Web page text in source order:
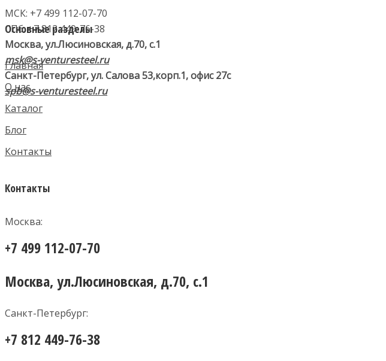
МСК: +7 499 112-07-70
СПб: +7 812 449-76-38
Москва, ул.Люсиновская, д.70, с.1
msk@s-venturesteel.ru
Санкт-Петербург, ул. Салова 53,корп.1, офис 27с
spb@s-venturesteel.ru
Основные разделы
Главная
О нас
Каталог
Блог
Контакты
Контакты
Москва:
+7 499 112-07-70
Москва, ул.Люсиновская, д.70, с.1
Санкт-Петербург:
+7 812 449-76-38